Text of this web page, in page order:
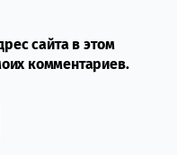
сайта в этом
комментариев.